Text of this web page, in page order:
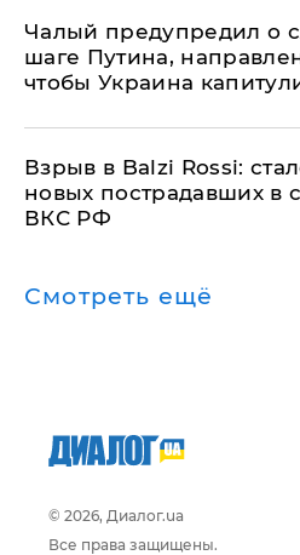
Чалый предупредил о
шаге Путина,
чтобы Украина
Взрыв в Balzi Rossi:
новых пострадавших в
ВКС РФ
Смотреть ещё
© 2026, Диалог.ua
Все права защищены.